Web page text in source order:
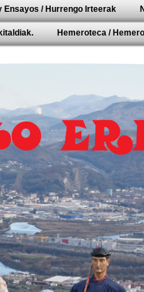
Ensayos / Hurrengo Irteerak
Hemeroteca /